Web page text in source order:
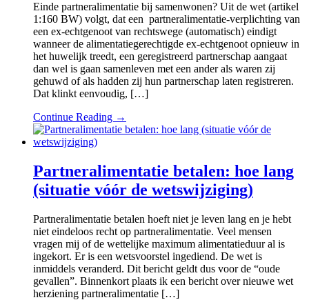
Einde partneralimentatie bij samenwonen? Uit de wet (artikel
1:160 BW) volgt, dat een partneralimentatie-verplichting van
een ex-echtgenoot van rechtswege (automatisch) eindigt
wanneer de alimentatiegerechtigde ex-echtgenoot opnieuw in
het huwelijk treedt, een geregistreerd partnerschap aangaat
dan wel is gaan samenleven met een ander als waren zij
gehuwd of als hadden zij hun partnerschap laten registreren.
Dat klinkt eenvoudig, […]
Continue Reading →
Partneralimentatie betalen: hoe lang
(situatie vóór de wetswijziging)
Partneralimentatie betalen hoeft niet je leven lang en je hebt
niet eindeloos recht op partneralimentatie. Veel mensen
vragen mij of de wettelijke maximum alimentatieduur al is
ingekort. Er is een wetsvoorstel ingediend. De wet is
inmiddels veranderd. Dit bericht geldt dus voor de “oude
gevallen”. Binnenkort plaats ik een bericht over nieuwe wet
herziening partneralimentatie […]